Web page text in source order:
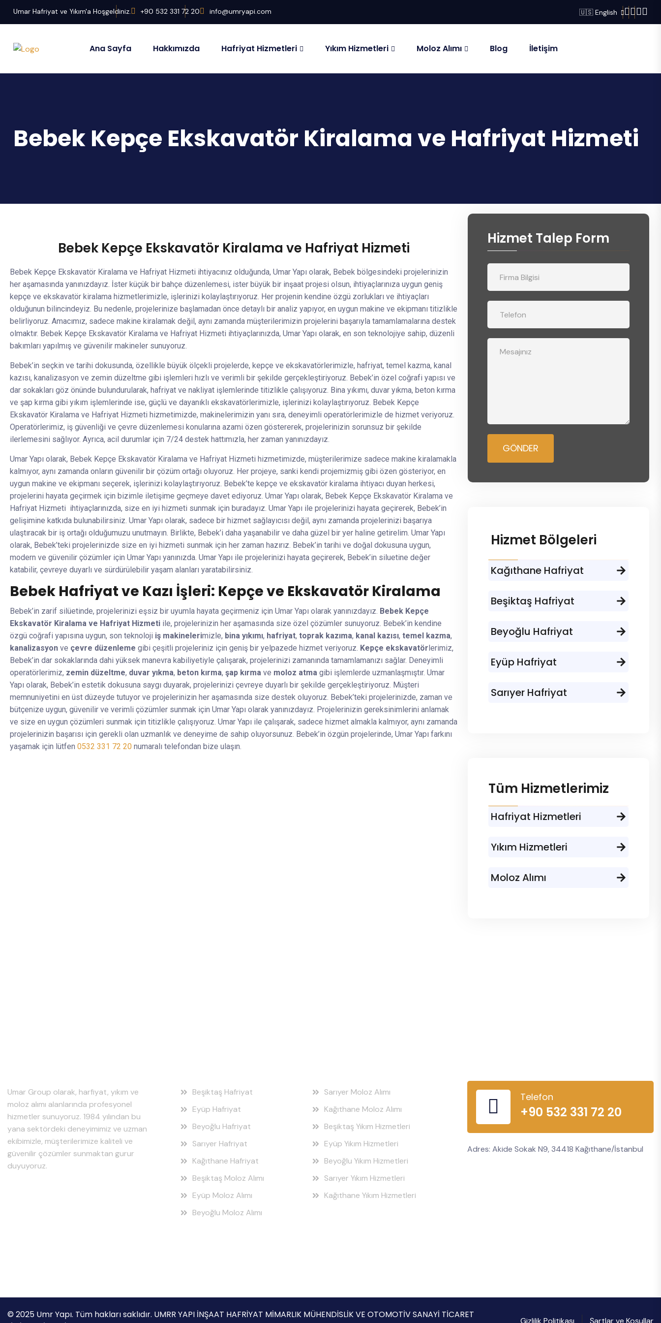
Umar Hafriyat ve Yıkım'a Hoşgeldiniz. +90 532 331 72 20 info@umryapi.com 🇺🇸 English
Ana Sayfa Hakkımızda Hafriyat Hizmetleri Yıkım Hizmetleri Moloz Alımı Blog İletişim
Bebek Kepçe Ekskavatör Kiralama ve Hafriyat Hizmeti
Bebek Kepçe Ekskavatör Kiralama ve Hafriyat Hizmeti
Bebek Kepçe Ekskavatör Kiralama ve Hafriyat Hizmeti ihtiyacınız olduğunda, Umar Yapı olarak, Bebek bölgesindeki projelerinizin
her aşamasında yanınızdayız. İster küçük bir bahçe düzenlemesi, ister büyük bir inşaat projesi olsun, ihtiyaçlarınıza uygun geniş
kepçe ve ekskavatör kiralama hizmetlerimizle, işlerinizi kolaylaştırıyoruz. Her projenin kendine özgü zorlukları ve ihtiyaçları
olduğunun bilincindeyiz. Bu nedenle, projelerinize başlamadan önce detaylı bir analiz yapıyor, en uygun makine ve ekipmanı titizlikle
belirliyoruz. Amacımız, sadece makine kiralamak değil, aynı zamanda müşterilerimizin projelerini başarıyla tamamlamalarına destek
olmaktır. Bebek Kepçe Ekskavatör Kiralama ve Hafriyat Hizmeti ihtiyaçlarınızda, Umar Yapı olarak, en son teknolojiye sahip, düzenli
bakımları yapılmış ve güvenilir makineler sunuyoruz.
Bebek’in seçkin ve tarihi dokusunda, özellikle büyük ölçekli projelerde, kepçe ve ekskavatörlerimizle, hafriyat, temel kazma, kanal
kazısı, kanalizasyon ve zemin düzeltme gibi işlemleri hızlı ve verimli bir şekilde gerçekleştiriyoruz. Bebek’in özel coğrafi yapısı ve
dar sokakları göz önünde bulundurularak, hafriyat ve nakliyat işlemlerinde titizlikle çalışıyoruz. Bina yıkımı, duvar yıkma, beton kırma
ve şap kırma gibi yıkım işlemlerinde ise, güçlü ve dayanıklı ekskavatörlerimizle, işlerinizi kolaylaştırıyoruz. Bebek Kepçe
Ekskavatör Kiralama ve Hafriyat Hizmeti hizmetimizde, makinelerimizin yanı sıra, deneyimli operatörlerimizle de hizmet veriyoruz.
Operatörlerimiz, iş güvenliği ve çevre düzenlemesi konularına azami özen göstererek, projelerinizin sorunsuz bir şekilde
ilerlemesini sağlıyor. Ayrıca, acil durumlar için 7/24 destek hattımızla, her zaman yanınızdayız.
Umar Yapı olarak, Bebek Kepçe Ekskavatör Kiralama ve Hafriyat Hizmeti hizmetimizde, müşterilerimize sadece makine kiralamakla
kalmıyor, aynı zamanda onların güvenilir bir çözüm ortağı oluyoruz. Her projeye, sanki kendi projemizmiş gibi özen gösteriyor, en
uygun makine ve ekipmanı seçerek, işlerinizi kolaylaştırıyoruz. Bebek’te kepçe ve ekskavatör kiralama ihtiyacı duyan herkesi,
projelerini hayata geçirmek için bizimle iletişime geçmeye davet ediyoruz. Umar Yapı olarak, Bebek Kepçe Ekskavatör Kiralama ve
Hafriyat Hizmeti ihtiyaçlarınızda, size en iyi hizmeti sunmak için buradayız. Umar Yapı ile projelerinizi hayata geçirerek, Bebek’in
gelişimine katkıda bulunabilirsiniz. Umar Yapı olarak, sadece bir hizmet sağlayıcısı değil, aynı zamanda projelerinizi başarıya
ulaştıracak bir iş ortağı olduğumuzu unutmayın. Birlikte, Bebek’i daha yaşanabilir ve daha güzel bir yer haline getirelim. Umar Yapı
olarak, Bebek’teki projelerinizde size en iyi hizmeti sunmak için her zaman hazırız. Bebek’in tarihi ve doğal dokusuna uygun,
modern ve güvenilir çözümler için Umar Yapı yanınızda. Umar Yapı ile projelerinizi hayata geçirerek, Bebek’in siluetine değer
katabilir, çevreye duyarlı ve sürdürülebilir yaşam alanları yaratabilirsiniz.
Bebek Hafriyat ve Kazı İşleri: Kepçe ve Ekskavatör Kiralama
Bebek’in zarif silüetinde, projelerinizi eşsiz bir uyumla hayata geçirmeniz için Umar Yapı olarak yanınızdayız. Bebek Kepçe
Ekskavatör Kiralama ve Hafriyat Hizmeti ile, projelerinizin her aşamasında size özel çözümler sunuyoruz. Bebek’in kendine
özgü coğrafi yapısına uygun, son teknoloji iş makinelerimizle, bina yıkımı, hafriyat, toprak kazıma, kanal kazısı, temel kazma,
kanalizasyon ve çevre düzenleme gibi çeşitli projeleriniz için geniş bir yelpazede hizmet veriyoruz. Kepçe ekskavatör lerimiz,
Bebek’in dar sokaklarında dahi yüksek manevra kabiliyetiyle çalışarak, projelerinizi zamanında tamamlamanızı sağlar. Deneyimli
operatörlerimiz, zemin düzeltme, duvar yıkma, beton kırma, şap kırma ve moloz atma gibi işlemlerde uzmanlaşmıştır. Umar
Yapı olarak, Bebek’in estetik dokusuna saygı duyarak, projelerinizi çevreye duyarlı bir şekilde gerçekleştiriyoruz. Müşteri
memnuniyetini en üst düzeyde tutuyor ve projelerinizin her aşamasında size destek oluyoruz. Bebek’teki projelerinizde, zaman ve
bütçenize uygun, güvenilir ve verimli çözümler sunmak için Umar Yapı olarak yanınızdayız. Projelerinizin gereksinimlerini anlamak
ve size en uygun çözümleri sunmak için titizlikle çalışıyoruz. Umar Yapı ile çalışarak, sadece hizmet almakla kalmıyor, aynı zamanda
projelerinizin başarısı için gerekli olan uzmanlık ve deneyime de sahip oluyorsunuz. Bebek’in özgün projelerinde, Umar Yapı farkını
yaşamak için lütfen 0532 331 72 20 numaralı telefondan bize ulaşın.
Hizmet Talep Form
GÖNDER
Hizmet Bölgeleri
Kağıthane Hafriyat
Beşiktaş Hafriyat
Beyoğlu Hafriyat
Eyüp Hafriyat
Sarıyer Hafriyat
Tüm Hizmetlerimiz
Hafriyat Hizmetleri
Yıkım Hizmetleri
Moloz Alımı
Umar Group olarak, harfiyat, yıkım ve
moloz alımı alanlarında profesyonel
hizmetler sunuyoruz. 1984 yılından bu
yana sektördeki deneyimimiz ve uzman
ekibimizle, müşterilerimize kaliteli ve
güvenilir çözümler sunmaktan gurur
duyuyoruz.
Beşiktaş Hafriyat
Eyüp Hafriyat
Beyoğlu Hafriyat
Sarıyer Hafriyat
Kağıthane Hafriyat
Beşiktaş Moloz Alımı
Eyüp Moloz Alımı
Beyoğlu Moloz Alımı
Sarıyer Moloz Alımı
Kağıthane Moloz Alımı
Beşiktaş Yıkım Hizmetleri
Eyüp Yıkım Hizmetleri
Beyoğlu Yıkım Hizmetleri
Sarıyer Yıkım Hizmetleri
Kağıthane Yıkım Hizmetleri
Telefon
+90 532 331 72 20
Adres: Akide Sokak N9, 34418 Kağıthane/İstanbul
© 2025 Umr Yapı. Tüm hakları saklıdır. UMRR YAPI İNŞAAT HAFRİYAT MİMARLIK MÜHENDİSLİK VE OTOMOTİV SANAYİ TİCARET
Gizlilik Politikası Şartlar ve Koşullar